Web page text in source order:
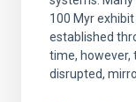
100 Myr
established
time, however,
disrupted,